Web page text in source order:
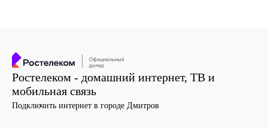
Ростелеком - домашний интернет, ТВ и
мобильная связь
Подключить интернет в городе Дмитров